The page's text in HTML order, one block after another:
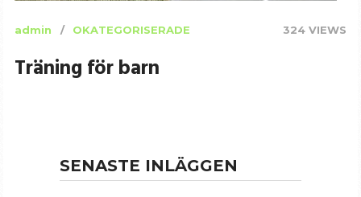
admin OKATEGORISERADE 324 VIEWS
Träning för barn
SENASTE INLÄGGEN